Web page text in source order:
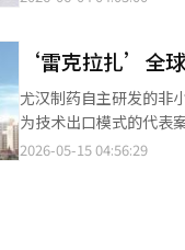
能（AI）系统翻译与编辑
的新药成果和技术费
技术费的流入，盈利
药则因抗癫痫新药“塞
凯”的海外扩展而保持
突破1000亿韩元。GC
的企业产生了有利影
‘雷克拉扎’全
尤汉制药自主研发的非
为技术出口模式的代表
期同时上升。 14日，业界消息称，尤汉制药将因雷射替尼在扬森生物科技的技术出口而获得3000万美元（约合447
技术出口合同签署以来，
里程碑包括：△2018
2026-05-15 04:56:29